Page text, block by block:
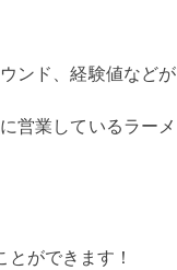
ンド、経験値などが
営業しているラーメ
ができます！